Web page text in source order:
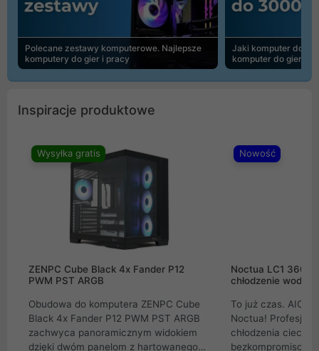
Polecane zestawy komputerowe. Najlepsze
komputery do gier i pracy
Jaki komputer do
komputer do gier |
Inspiracje produktowe
Wysyłka gratis
ZENPC Cube Black 4x Fander P12
PWM PST ARGB
Obudowa do komputera ZENPC Cube
Black 4x Fander P12 PWM PST ARGB
zachwyca panoramicznym widokiem
dzięki dwóm panelom z hartowanego
Nowość
Noctua LC1
chłodzenie wodne
To już czas. AIO
Noctua!
chłodzenia cieczą